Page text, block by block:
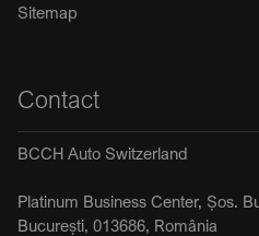
Sitemap
Contact
BCCH Auto Switzerland
Platinum Business Center, Șos.
București, 013686, România